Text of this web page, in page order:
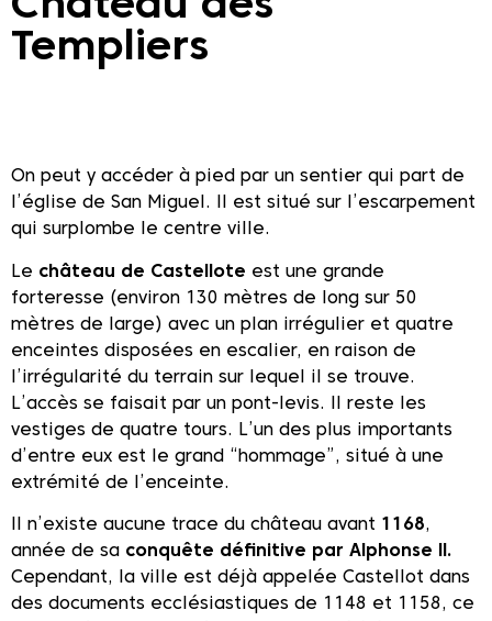
Templiers
On peut y accéder à pied par un sentier qui part de
l’église de San Miguel. Il est situé sur l’escarpement
qui surplombe le centre ville.
Le château de Castellote est une grande
forteresse (environ 130 mètres de long sur 50
mètres de large) avec un plan irrégulier et quatre
enceintes disposées en escalier, en raison de
l’irrégularité du terrain sur lequel il se trouve.
L’accès se faisait par un pont-levis. Il reste les
vestiges de quatre tours. L’un des plus importants
d’entre eux est le grand “hommage”, situé à une
extrémité de l’enceinte.
Il n’existe aucune trace du château avant 1168,
année de sa conquête définitive par Alphonse II.
Cependant, la ville est déjà appelée Castellot dans
des documents ecclésiastiques de 1148 et 1158, ce